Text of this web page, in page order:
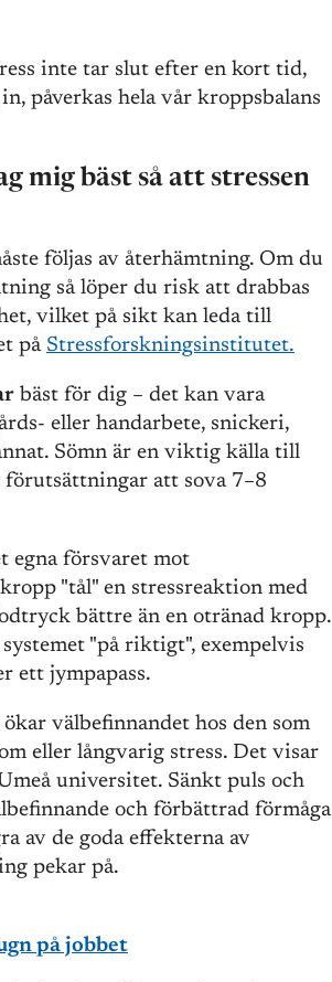
inte tar slut efter en kort tid,
påverkas hela vår kroppsbalans
mig bäst så att stressen
följas av återhämtning. Om du
så löper du risk att drabbas
vilket på sikt kan leda till
på Stressforskningsinstitutet.
bäst för dig – det kan vara
eller handarbete, snickeri,
Sömn är en viktig källa till
att sova 7–8
egna försvaret mot
"tål" en stressreaktion med
bättre än en otränad kropp.
"på riktigt", exempelvis
ett jympapass.
välbefinnandet hos den som
eller långvarig stress. Det visar
universitet. Sänkt puls och
och förbättrad förmåga
av de goda effekterna av
pekar på.
på jobbet